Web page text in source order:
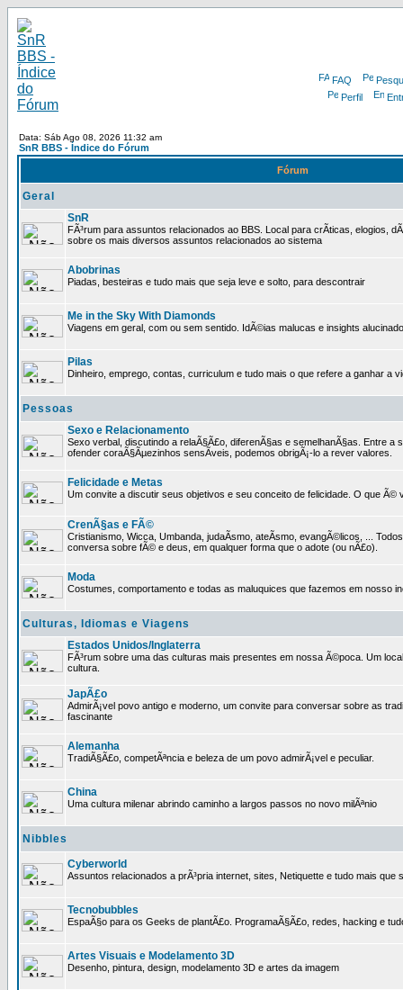
FAQ
Perfil
Data: Sáb Ago 08, 2026 11:32 am
SnR BBS - Índice do Fórum
Fórum
Geral
SnR
FÃ³rum para assuntos relacionados ao BBS. Local para crÃ­ticas, elogios,
sobre os mais diversos assuntos relacionados ao sistema
Abobrinas
Piadas, besteiras e tudo mais que seja leve e solto, para descontrair
Me in the Sky With Diamonds
Viagens em geral, com ou sem sentido. IdÃ©ias malucas e insights
Pilas
Dinheiro, emprego, contas, curriculum e tudo mais o que refere a ganhar a
Pessoas
Sexo e Relacionamento
Sexo verbal, discutindo a relaÃ§Ã£o, diferenÃ§as e semelhanÃ§as. Entre a
ofender coraÃ§Ãµezinhos sensÃ­veis, podemos obrigÃ¡-lo a rever valores.
Felicidade e Metas
Um convite a discutir seus objetivos e seu conceito de felicidade. O que Ã©
CrenÃ§as e FÃ©
Cristianismo, Wicca, Umbanda, judaÃ­smo, ateÃ­smo, evangÃ©licos, ...
conversa sobre fÃ© e deus, em qualquer forma que o adote (ou nÃ£o).
Moda
Costumes, comportamento e todas as maluquices que fazemos em nosso
Culturas, Idiomas e Viagens
Estados Unidos/Inglaterra
FÃ³rum sobre uma das culturas mais presentes em nossa Ã©poca. Um
cultura.
JapÃ£o
AdmirÃ¡vel povo antigo e moderno, um convite para conversar sobre as
fascinante
Alemanha
TradiÃ§Ã£o, competÃªncia e beleza de um povo admirÃ¡vel e peculiar.
China
Uma cultura milenar abrindo caminho a largos passos no novo milÃªnio
Nibbles
Cyberworld
Assuntos relacionados a prÃ³pria internet, sites, Netiquette e tudo mais que
Tecnobubbles
EspaÃ§o para os Geeks de plantÃ£o. ProgramaÃ§Ã£o, redes, hacking e
Artes Visuais e Modelamento 3D
Desenho, pintura, design, modelamento 3D e artes da imagem